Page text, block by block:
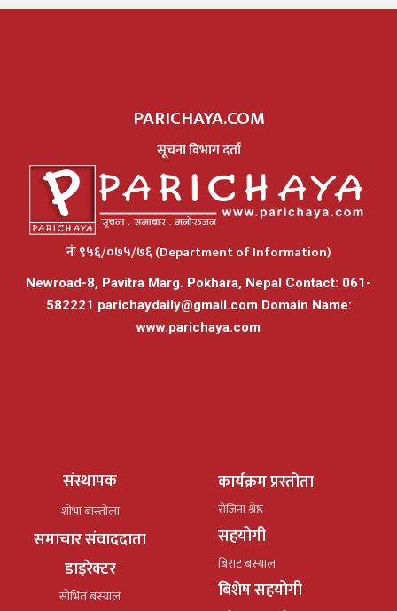
PARICHAYA.COM
सूचना विभाग दर्ता
नंः ९५६/०७५/७६ (Department of Information)
Newroad-8, Pavitra Marg. Pokhara, Nepal Contact: 061-
582221 parichaydaily@gmail.comDomain Name:
www.parichaya.com
संस्थापक
शोभा बास्तोला
समाचार संवाददाता
डाइरेक्टर
सोभित बस्याल
कार्यक्रम प्रस्तोता
रोजिना श्रेष्ठ
सहयोगी
बिराट बस्याल
बिशेष सहयोगी